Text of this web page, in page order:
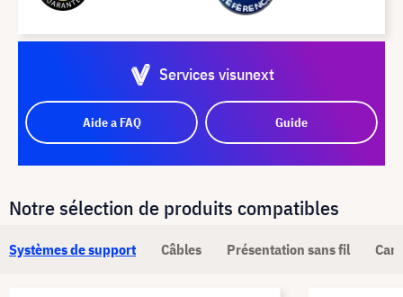
Services visunext
Aide a FAQ Guide
Notre sélection de produits compatibles
Systèmes de support Câbles Présentation sans fil